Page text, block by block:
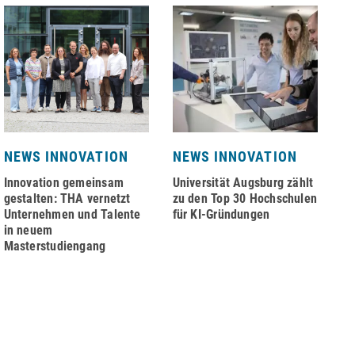
NEWS INNOVATION
Innovation gemeinsam
gestalten: THA vernetzt
Unternehmen und Talente
in neuem
Masterstudiengang
NEWS INNOVATION
Universität Augsburg zählt
zu den Top 30 Hochschulen
für KI-Gründungen